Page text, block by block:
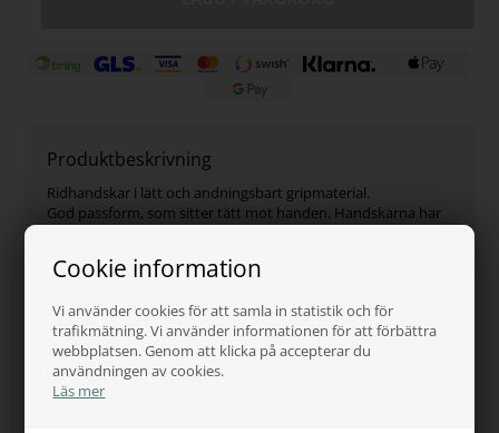
Cookie information
Vi använder cookies för att samla in statistik och för
trafikmätning. Vi använder informationen för att förbättra
webbplatsen. Genom att klicka på accepterar du
användningen av cookies.
Läs mer
Produktbeskrivning
Ridhandskar i lätt och andningsbart gripmaterial.
God passform, som sitter tätt mot handen. Handskarna har
Finns i storlek: XS - S - M - L - XL
Artikelnummer.:8395
Varför handla hos oss?